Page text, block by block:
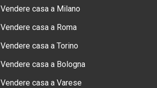
Vendere casa a Milano
Vendere casa a Roma
Vendere casa a Torino
Vendere casa a Bologna
Vendere casa a Varese